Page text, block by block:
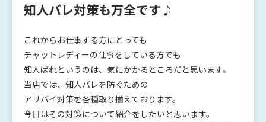
知人バレ対策も万全です♪
これからお仕事する方にとっても
チャットレディーの仕事をしている方でも
知人ばれというのは、気にかかるところだと思います。
当店では、知人バレを防ぐための
アリバイ対策を各種取り揃えております。
今日はその対策について紹介をしたいと思います。